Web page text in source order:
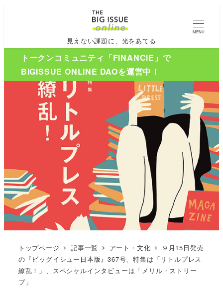
見えない課題に、光をあてる
MENU
トークンコミュニティ「FiNANCiE」で
BIGISSUE ONLINE DAOを運営中！
トップページ 記事一覧 アート・文化
９月15日発売
の『ビッグイシュー日本版』367号、特集は「リトルプレス
繚乱！」、スペシャルインタビューは「メリル・ストリー
プ」